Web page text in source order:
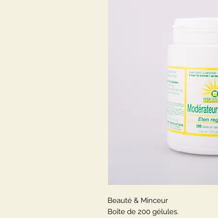
Beauté & Minceur
Boîte de 200 gélules.